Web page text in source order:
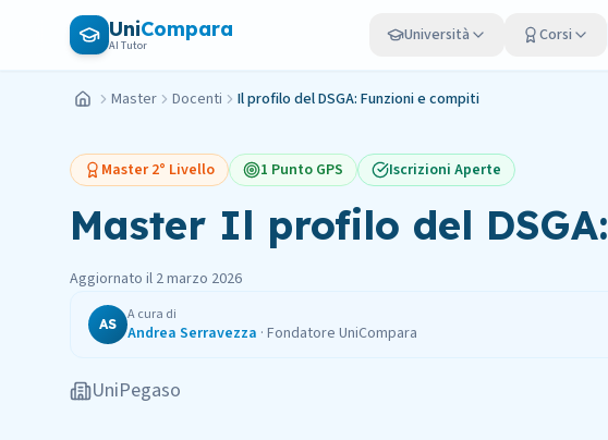
Vai al contenuto principale
UniCompara
AI Tutor Università Corsi
Home Master Docenti Il profilo del DSGA: Funzioni e compiti
Master2° Livello 1 Punto GPS Iscrizioni Aperte
Master Il profilo del
Aggiornato il 2 marzo 2026
AS
A cura di
Andrea Serravezza · Fondatore UniCompara
UniPegaso